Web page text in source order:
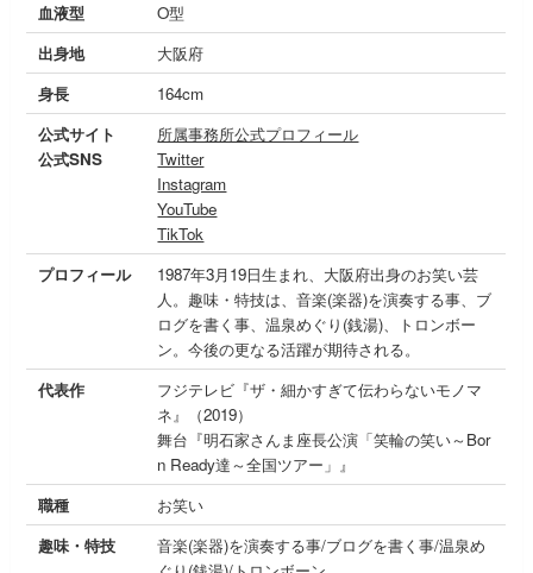
血液型
O型
出身地
大阪府
身長
164cm
公式サイト
公式SNS
所属事務所公式プロフィール
Twitter
Instagram
YouTube
TikTok
プロフィール
1987年3月19日生まれ、大阪府出身のお笑い芸
人。趣味・特技は、音楽(楽器)を演奏する事、ブ
ログを書く事、温泉めぐり(銭湯)、トロンボー
ン。今後の更なる活躍が期待される。
代表作
フジテレビ『ザ・細かすぎて伝わらないモノマ
ネ』（2019）
舞台『明石家さんま座長公演「笑輪の笑い～Bor
n Ready達～全国ツアー」』
職種
お笑い
趣味・特技
音楽(楽器)を演奏する事/ブログを書く事/温泉め